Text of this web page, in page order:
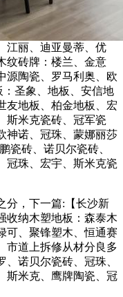
江丽、迪亚曼蒂、优
纹砖牌：楼兰、金意
源陶瓷、罗马利奥、欧
圣象、地板、安信地
友地板、柏金地板、宏
斯米克瓷砖、冠军瓷
神诺、冠珠、蒙娜丽莎
瓷砖、诺贝尔瓷砖、
冠珠、宏宇、斯米克瓷
，下一篇:【长沙新
收纳木塑地板：森泰木
可、聚锋塑木、恒通赛
市道上拆修从材分良多
诺贝尔瓷砖、冠珠、
斯米克、鹰牌陶瓷、冠